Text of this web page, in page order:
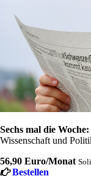
Sechs mal die Woche:
Wissenschaft und
56,90 Euro/Monat
Bestellen